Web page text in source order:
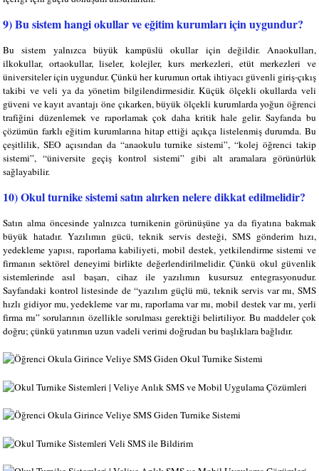
9) Bu sistem hangi okullar ve eğitim kurumları için uygundur?
Bu sistem yalnızca büyük kampüslü okullar için değildir. Anaokulları,
ilkokullar, ortaokullar, liseler, kolejler, kurs merkezleri, etüt merkezleri ve
üniversiteler için uygundur. Çünkü her kurumun ortak ihtiyacı güvenli giriş-çıkış
takibi ve veli ya da yönetim bilgilendirmesidir. Küçük ölçekli okullarda veli
güveni ve kayıt avantajı öne çıkarken, büyük ölçekli kurumlarda yoğun öğrenci
trafiğini düzenlemek ve raporlamak çok daha kritik hale gelir. Sayfanda bu
çözümün farklı eğitim kurumlarına hitap ettiği açıkça listelenmiş durumda. Bu
çeşitlilik, SEO açısından da “anaokulu turnike sistemi”, “kolej öğrenci takip
sistemi”, “üniversite geçiş kontrol sistemi” gibi alt aramalara görünürlük
sağlayabilir.
10) Okul turnike sistemi satın alırken nelere dikkat edilmelidir?
Satın alma öncesinde yalnızca turnikenin görünüşüne ya da fiyatına bakmak
büyük hatadır. Yazılımın gücü, teknik servis desteği, SMS gönderim hızı,
yedekleme yapısı, raporlama kabiliyeti, mobil destek, yetkilendirme sistemi ve
firmanın sektörel deneyimi birlikte değerlendirilmelidir. Çünkü okul güvenlik
sistemlerinde asıl başarı, cihaz ile yazılımın kusursuz entegrasyonudur.
Sayfandaki kontrol listesinde de “yazılım güçlü mü, teknik servis var mı, SMS
hızlı gidiyor mu, yedekleme var mı, raporlama var mı, mobil destek var mı, yerli
firma mı” sorularının özellikle sorulması gerektiği belirtiliyor. Bu maddeler çok
doğru; çünkü yatırımın uzun vadeli verimi doğrudan bu başlıklara bağlıdır.